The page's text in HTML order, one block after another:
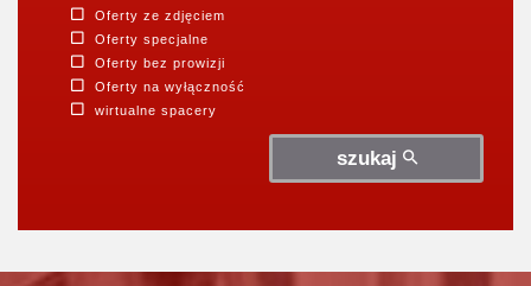
Oferty ze zdjęciem
Oferty specjalne
Oferty bez prowizji
Oferty na wyłączność
wirtualne spacery
szukaj